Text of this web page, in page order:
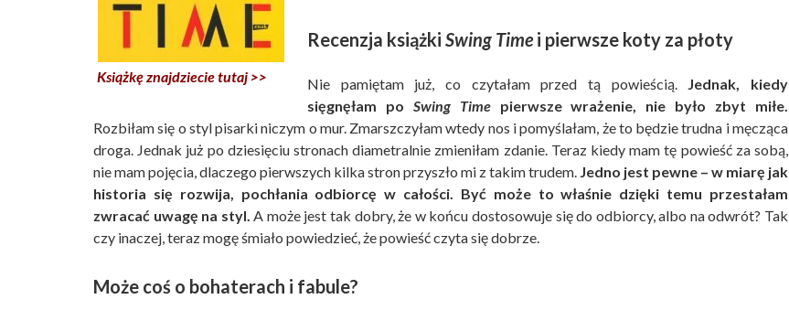
Książkę znajdziecie tutaj >>
Recenzja książki Swing Timei pierwsze koty za płoty
Nie pamiętam już, co czytałam przed tą powieścią. Jednak, kiedy
sięgnęłam po Swing Timepierwsze wrażenie, nie było zbyt miłe.
Rozbiłam się o styl pisarki niczym o mur. Zmarszczyłam wtedy nos i pomyślałam, że to będzie trudna i męcząca
droga. Jednak już po dziesięciu stronach diametralnie zmieniłam zdanie. Teraz kiedy mam tę powieść za sobą,
nie mam pojęcia, dlaczego pierwszych kilka stron przyszło mi z takim trudem. Jedno jest pewne – w miarę jak
historia się rozwija, pochłania odbiorcę w całości. Być może to właśnie dzięki temu przestałam
zwracać uwagę na styl. A może jest tak dobry, że w końcu dostosowuje się do odbiorcy, albo na odwrót? Tak
czy inaczej, teraz mogę śmiało powiedzieć, że powieść czyta się dobrze.
Może coś o bohaterach i fabule?